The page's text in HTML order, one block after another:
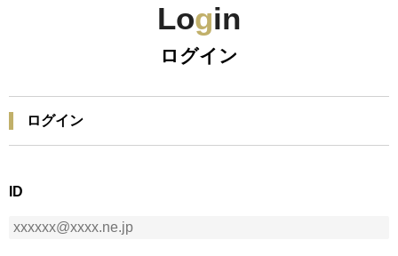
Login
ログイン
ログイン
ID